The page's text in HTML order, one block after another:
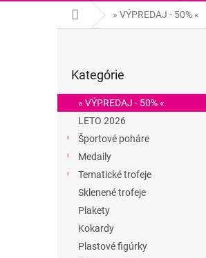
Domov» VÝPREDAJ - 50% «
ý
p
kategórie
Kategórie
» VÝPREDAJ - 50% «
LETO 2026
Športové poháre
Medaily
Tematické trofeje
Sklenené trofeje
Plakety
Kokardy
Plastové figúrky